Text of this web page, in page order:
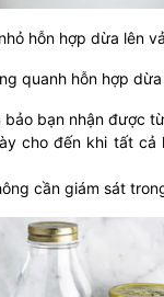
hỗn hợp dừa lên
quanh hỗn hợp
bảo bạn nhận được
cho đến khi tất cả
cần giám sát